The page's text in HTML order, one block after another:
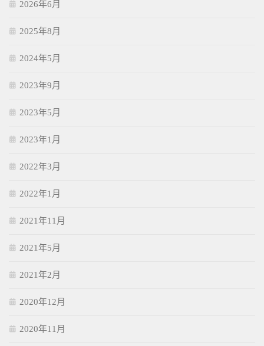
2026年6月
2025年8月
2024年5月
2023年9月
2023年5月
2023年1月
2022年3月
2022年1月
2021年11月
2021年5月
2021年2月
2020年12月
2020年11月